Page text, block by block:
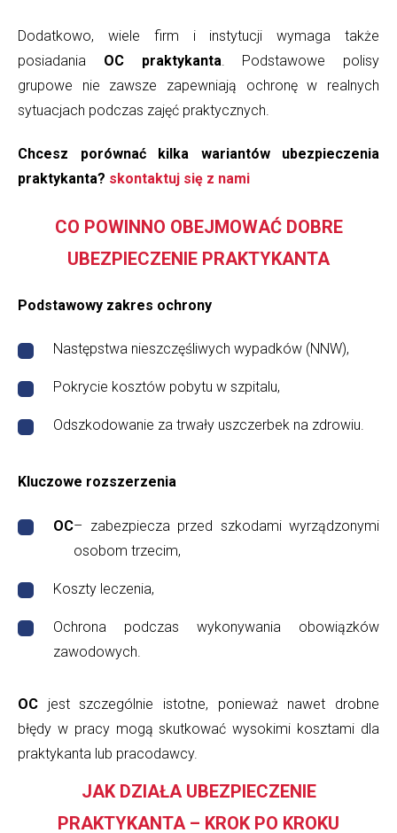
Dodatkowo, wiele firm i instytucji wymaga także
posiadania OC praktykanta. Podstawowe polisy
grupowe nie zawsze zapewniają ochronę w realnych
sytuacjach podczas zajęć praktycznych.
Chcesz porównać kilka wariantów ubezpieczenia
praktykanta? skontaktuj się z nami
CO POWINNO OBEJMOWAĆ DOBRE
UBEZPIECZENIE PRAKTYKANTA
Podstawowy zakres ochrony
Następstwa nieszczęśliwych wypadków (NNW),
Pokrycie kosztów pobytu w szpitalu,
Odszkodowanie za trwały uszczerbek na zdrowiu.
Kluczowe rozszerzenia
OC– zabezpiecza przed szkodami wyrządzonymi
osobom trzecim,
Koszty leczenia,
Ochrona podczas wykonywania obowiązków
zawodowych.
OC jest szczególnie istotne, ponieważ nawet drobne
błędy w pracy mogą skutkować wysokimi kosztami dla
praktykanta lub pracodawcy.
JAK DZIAŁA UBEZPIECZENIE
PRAKTYKANTA – KROK PO KROKU